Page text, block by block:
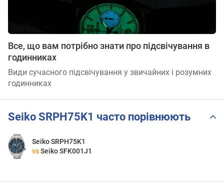
Все, що вам потрібно знати про підсвічування в
годинниках
Види сучасного підсвічування у звичайних і розумних
годинниках
Seiko SRPH75K1 часто порівнюють
Seiko SRPH75K1
vs Seiko SFK001J1